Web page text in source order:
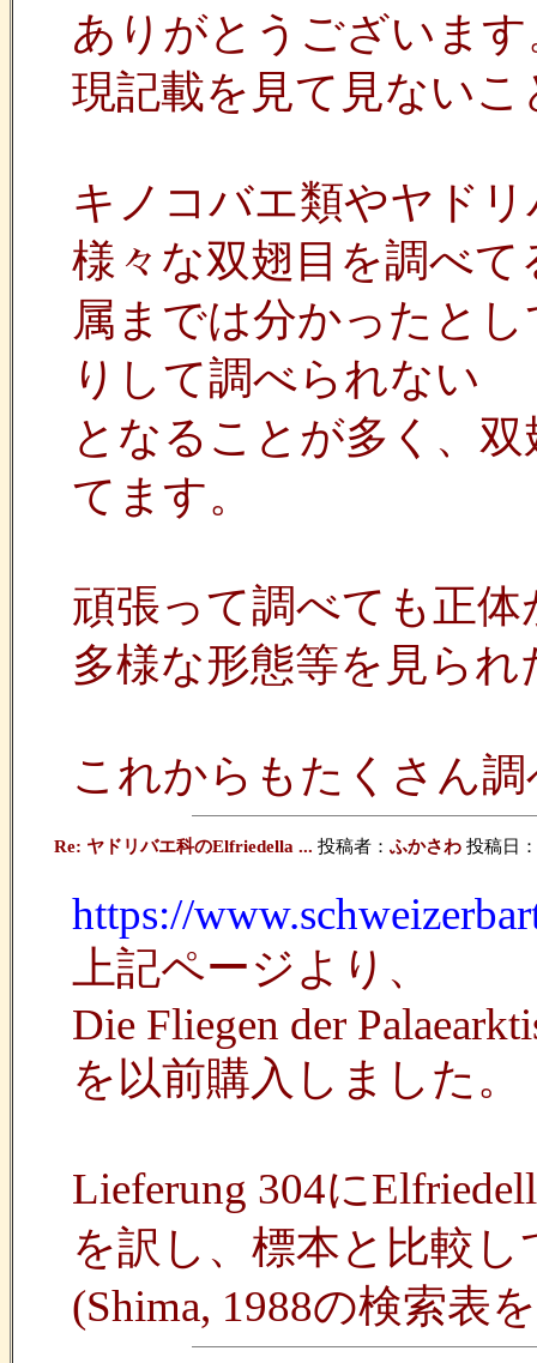
ありがとうございます
現記載を見て見ない
キノコバエ類やヤド
様々な双翅目を調べて
属までは分かったと
りして調べられない
となることが多く、
てます。
頑張って調べても正
多様な形態等を見ら
これからもたくさん
Re: ヤドリバエ科のElfriedella ... 投稿者： ふかさわ 投稿日
https://
上記ページより、
Die Fliegen der
を以前購入しました。
Lieferung 304に
を訳し、標本と比較
(Shima, 1988の検索表